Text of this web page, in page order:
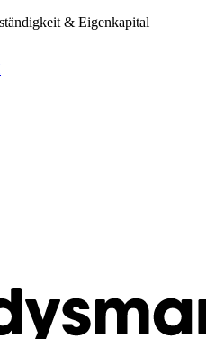
& Eigenkapital